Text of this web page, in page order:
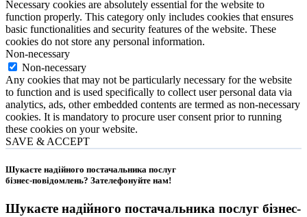
Necessary cookies are absolutely essential for the website to
function properly. This category only includes cookies that ensures
basic functionalities and security features of the website. These
cookies do not store any personal information.
Non-necessary
Non-necessary
Any cookies that may not be particularly necessary for the website
to function and is used specifically to collect user personal data via
analytics, ads, other embedded contents are termed as non-necessary
cookies. It is mandatory to procure user consent prior to running
these cookies on your website.
SAVE & ACCEPT
Шукаєте надійного постачальника послуг
бізнес-повідомлень? Зателефонуйте нам!
Шукаєте надійного постачальника послуг бізнес-